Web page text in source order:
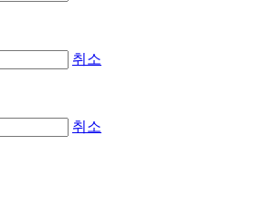
취소
취소